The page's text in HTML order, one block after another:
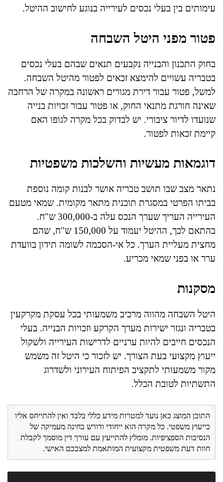
עימותים בין בעלי נכסים לעירייה בנוגע לחישוב ההיטל.
פטור מפני היטל השבחה
בחוק התכנון והבנייה נקבעים תנאים שבהם בעלי נכסים
בטבריה עשויים להימצא זכאים לפטור מהיטל השבחה.
למשל, פטור עבור דירת מגורים ראשונה במקרה של הרחבה
שאינה חורגת מתנאי החוק, או פטור עבור זכויות בנייה
שנועדו לדיור ציבורי. יש לבדוק בכל מקרה לגופו האם
קיימת זכאות לפטור.
דוגמאות מעשיות והשלכות משפטיות
נתאר מצב שבו תושב טבריה אושר לבנות קומה נוספת
בביתו הפרטי במסגרת תוכנית מתאר מקומית. שמאי מטעם
העירייה העריך שערך הנכס עלה ב-300,000 ש"ח.
בהתאם לכך, ההיטל יעמוד על 150,000 ש"ח, שהם
מחצית מעליית הערך. כל אי-הסכמה לשומה תידון בוועדת
ערר או בפני שמאי מכריע.
מסקנות
היטל השבחה מהווה מרכיב משמעותי בכל עסקת מקרקעין
בטבריה ונגזר ישירות מערך הקרקע וזכויות הבנייה. בעלי
הנכסים חייבים להיות ערניים לדרישות העירייה ולשקול
ייעוץ מקצועי בעת הצורך. יש לזכור כי היטל זה משמש
מקור משמעותי לתקציב הפיתוח העירוני ולשדרוג
התשתיות לטובת הכלל.
התוכן המוצג כאן נועד למטרות מידע כללי בלבד ואין להתייחס אליו
כייעוץ משפטי. כל מקרה הוא ייחודי ודורש בחינה מעמיקה של
הנסיבות הספציפיות. מומלץ להתייעץ עם עורך דין מוסמך לקבלת
חוות דעת משפטית מקצועית המותאמת למצבכם האישי.